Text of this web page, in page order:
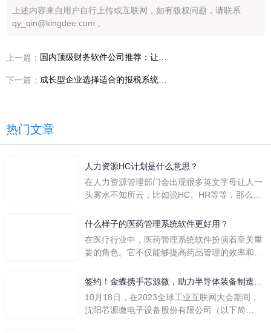
上述内容来自用户自行上传或互联网，如有版权问题，请联系
qy_qin@kingdee.com 。
上一篇：
下一篇：
热门文章
人力资源HC计划是什么意思？
在人力资源管理部门会出现很多英文字母让人一
头雾水不知所云，比如说HC、HR等等，那么它
么呢？
什么样子的医药管理系统软件更好用？
在医疗行业中，医药管理系统软件扮演着至关重
要的角色。它不仅能够提高药品管理的效率和准
一个好用的医药管理系统软件应具备以下特点。
地进行操作。 复杂的
签约！金蝶携手芯源微，助力半导体装备制造领
先企业迈向世界
10月18日，在2023全球工业互联网大会期间，
沈阳芯源微电子设备股份有限公司（以下简